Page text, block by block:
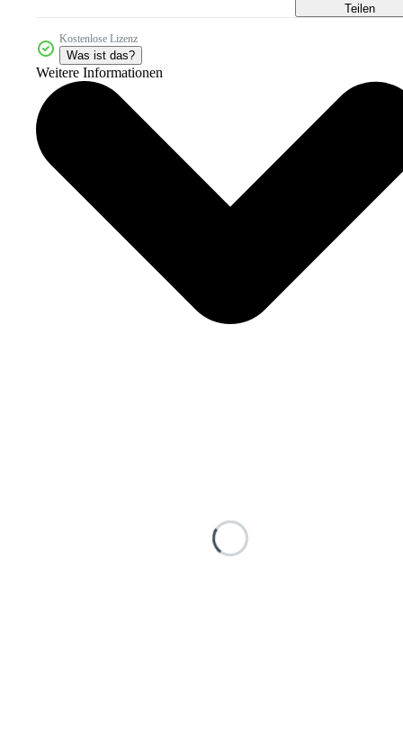
Teilen
Kostenlose Lizenz
Was ist das?
Weitere Informationen